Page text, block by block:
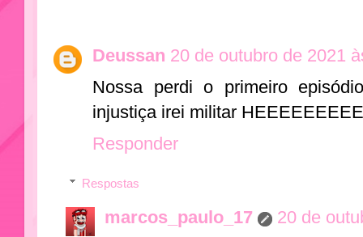
Deussan 20 de outubro de 2021
Nossa perdi o primeiro
injustiça irei militar
Responder
Respostas
marcos_paulo_17
20 de